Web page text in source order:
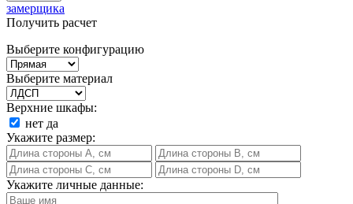
замерщика
Получить расчет
Выберите конфигурацию
Выберите материал
Верхние шкафы:
нет да
Укажите размер:
Укажите личные данные: